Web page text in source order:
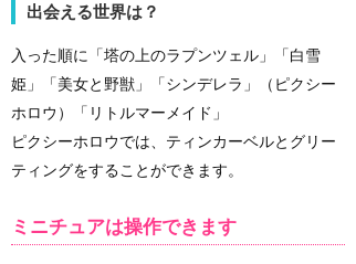
出会える世界は？
入った順に「塔の上のラプンツェル」「白雪
姫」「美女と野獣」「シンデレラ」（ピクシー
ホロウ）「リトルマーメイド」
ピクシーホロウでは、ティンカーベルとグリー
ティングをすることができます。
ミニチュアは操作できます